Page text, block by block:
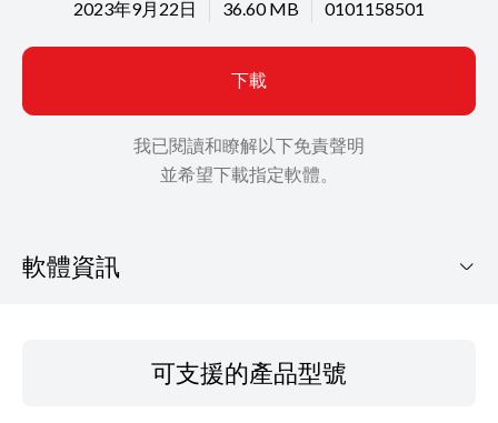
2023年9月22日
36.60 MB
0101158501
下載
我已閱讀和瞭解以下免責聲明
並希望下載指定軟體。
軟體資訊
可支援的產品型號